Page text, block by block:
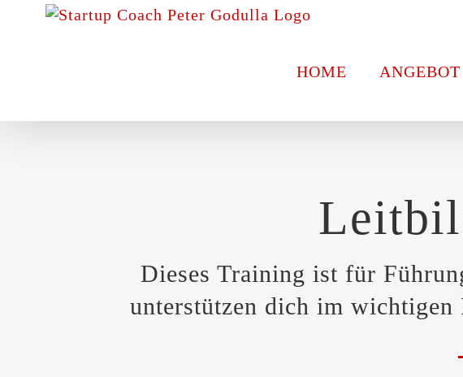
HOME
ANGEBOT
Dieses Training ist für
unterstützen dich im wichtigen